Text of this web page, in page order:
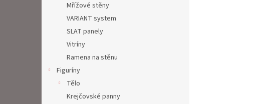
Mřížové stěny
VARIANT system
SLAT panely
Vitríny
Ramena na stěnu
Figuríny
Tělo
Krejčovské panny